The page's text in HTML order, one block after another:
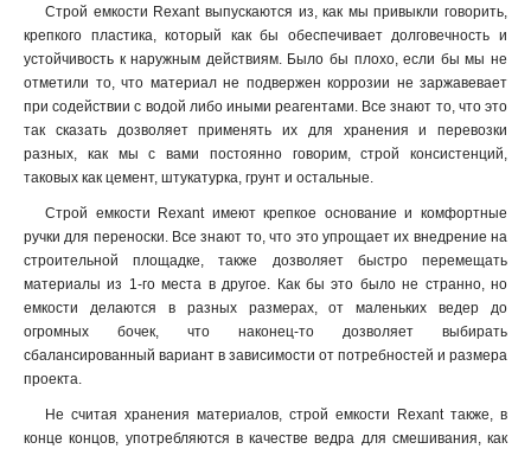
Строй емкости Rexant выпускаются из, как мы привыкли говорить,
крепкого пластика, который как бы обеспечивает долговечность и
устойчивость к наружным действиям. Было бы плохо, если бы мы не
отметили то, что материал не подвержен коррозии не заржавевает
при содействии с водой либо иными реагентами. Все знают то, что это
так сказать дозволяет применять их для хранения и перевозки
разных, как мы с вами постоянно говорим, строй консистенций,
таковых как цемент, штукатурка, грунт и остальные.
Строй емкости Rexant имеют крепкое основание и комфортные
ручки для переноски. Все знают то, что это упрощает их внедрение на
строительной площадке, также дозволяет быстро перемещать
материалы из 1-го места в другое. Как бы это было не странно, но
емкости делаются в разных размерах, от маленьких ведер до
огромных бочек, что наконец-то дозволяет выбирать
сбалансированный вариант в зависимости от потребностей и размера
проекта.
Не считая хранения материалов, строй емкости Rexant также, в
конце концов, употребляются в качестве ведра для смешивания, как